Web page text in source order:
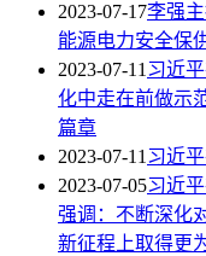
2023-07-17李强
能源电力安全保
2023-07-11习近
化中走在前做示
篇章
2023-07-11习近
2023-07-05习近
强调：不断深化
新征程上取得更